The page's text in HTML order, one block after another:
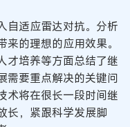
自适应雷达对抗。分析
的理想的应用效果。
才培养等方面总结了继
需要重点解决的关键问
术将在很长一段时间继
长，紧跟科学发展脚